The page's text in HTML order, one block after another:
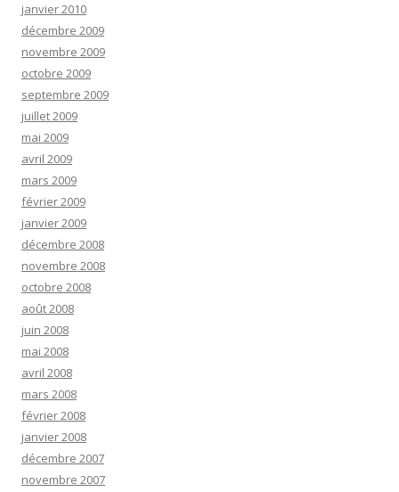
janvier 2010
décembre 2009
novembre 2009
octobre 2009
septembre 2009
juillet 2009
mai 2009
avril 2009
mars 2009
février 2009
janvier 2009
décembre 2008
novembre 2008
octobre 2008
août 2008
juin 2008
mai 2008
avril 2008
mars 2008
février 2008
janvier 2008
décembre 2007
novembre 2007